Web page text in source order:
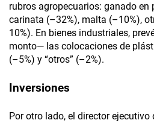
rubros agropecuarios: ganado en
carinata (–32%), malta (–10%),
10%). En bienes industriales,
monto— las colocaciones de
(–5%) y “otros” (–2%).
Inversiones
Por otro lado, el director ejecutivo